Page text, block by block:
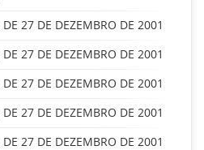
27 DE DEZEMBRO DE 2001
27 DE DEZEMBRO DE 2001
27 DE DEZEMBRO DE 2001
27 DE DEZEMBRO DE 2001
27 DE DEZEMBRO DE 2001